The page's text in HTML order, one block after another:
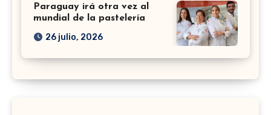
Paraguay irá otra vez al
mundial de la pastelería
26 julio, 2026